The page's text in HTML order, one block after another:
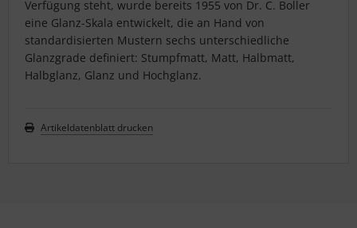
Verfügung steht, wurde bereits 1955 von Dr. C. Boller
eine Glanz-Skala entwickelt, die an Hand von
standardisierten Mustern sechs unterschiedliche
Glanzgrade definiert: Stumpfmatt, Matt, Halbmatt,
Halbglanz, Glanz und Hochglanz.
Artikeldatenblatt drucken